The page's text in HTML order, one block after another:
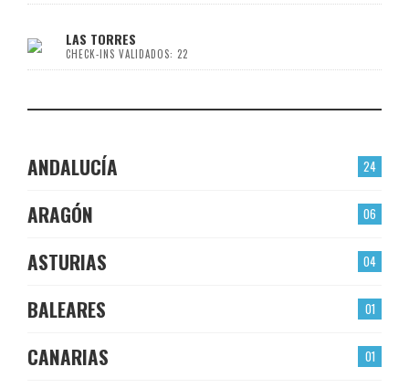
LAS TORRES
CHECK-INS VALIDADOS: 22
24
ANDALUCÍA
06
ARAGÓN
04
ASTURIAS
01
BALEARES
01
CANARIAS